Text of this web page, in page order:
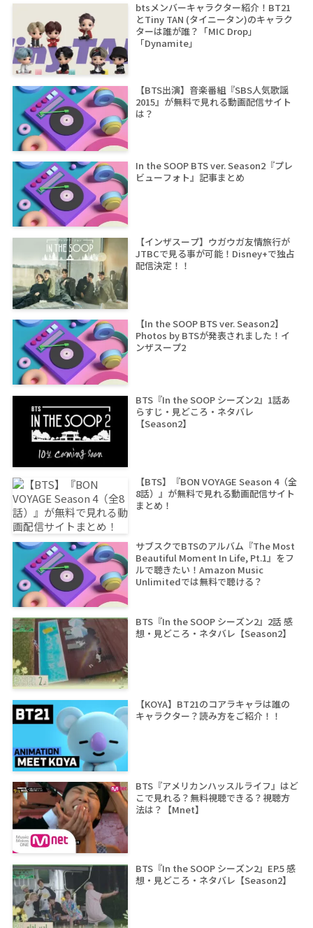
btsメンバーキャラクター紹介！BT21
とTiny TAN (タイニータン)のキャラク
ターは誰が誰？「MIC Drop」
「Dynamite」
【BTS出演】音楽番組『SBS人気歌謡
2015』が無料で見れる動画配信サイト
は？
In the SOOP BTS ver. Season2『プレ
ビューフォト』記事まとめ
【インザスープ】ウガウガ友情旅行が
JTBCで見る事が可能！Disney+で独占
配信決定！！
【In the SOOP BTS ver. Season2】
Photos by BTSが発表されました！イ
ンザスープ2
BTS『In the SOOP シーズン2』1話あ
らすじ・見どころ・ネタバレ
【Season2】
【BTS】『BON VOYAGE Season 4（全
8話）』が無料で見れる動画配信サイト
まとめ！
サブスクでBTSのアルバム『The Most
Beautiful Moment In Life, Pt.1』をフ
ルで聴きたい！Amazon Music
Unlimitedでは無料で聴ける？
BTS『In the SOOP シーズン2』2話 感
想・見どころ・ネタバレ【Season2】
【KOYA】BT21のコアラキャラは誰の
キャラクター？読み方をご紹介！！
BTS『アメリカンハッスルライフ』はど
こで見れる？無料視聴できる？視聴方
法は？【Mnet】
BTS『In the SOOP シーズン2』EP.5 感
想・見どころ・ネタバレ【Season2】